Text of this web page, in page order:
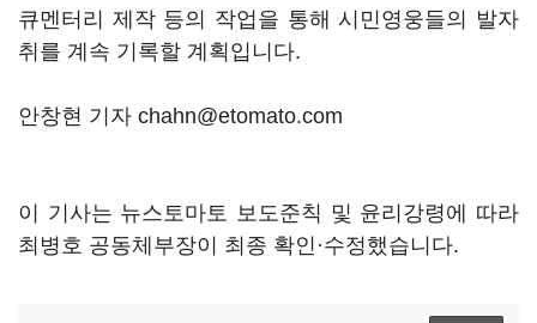
큐멘터리 제작 등의 작업을 통해 시민영웅들의 발자
취를 계속 기록할 계획입니다.
안창현 기자 chahn@etomato.com
이 기사는 뉴스토마토 보도준칙 및 윤리강령에 따라
최병호 공동체부장이 최종 확인·수정했습니다.